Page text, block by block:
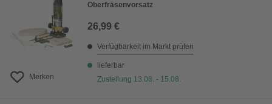
Merken
Oberfräsenvorsatz
26,99 €
Verfügbarkeit im Markt prüfen
lieferbar
Zustellung 13.08. - 15.08.